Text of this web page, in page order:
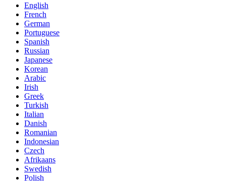
English
French
German
Portuguese
Spanish
Russian
Japanese
Korean
Arabic
Irish
Greek
Turkish
Italian
Danish
Romanian
Indonesian
Czech
Afrikaans
Swedish
Polish